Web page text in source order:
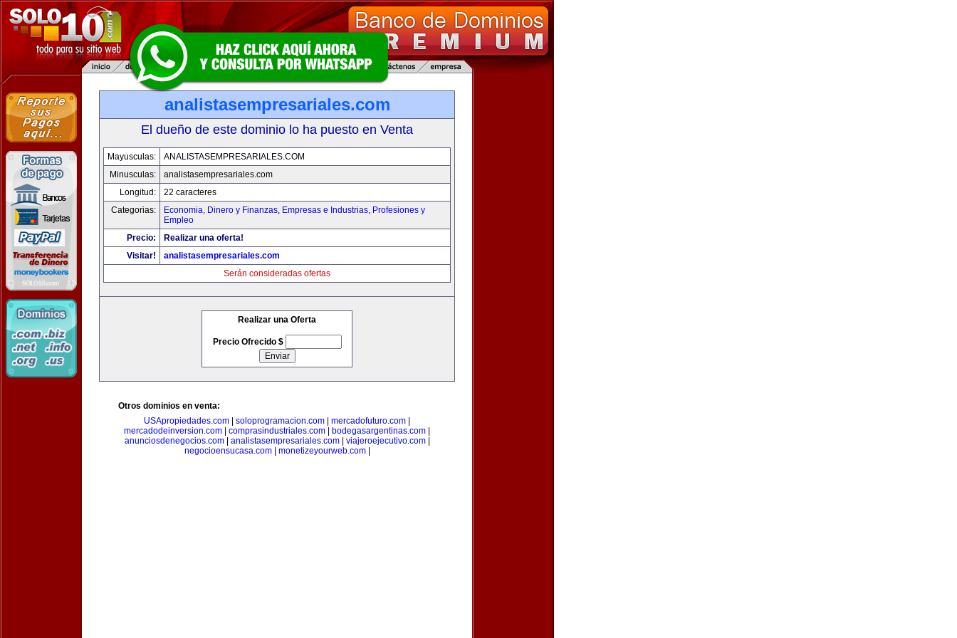
analistasempresariales.com
El dueño de este dominio lo ha puesto en Venta
Mayusculas:
ANALISTASEMPRESARIALES.COM
Minusculas:
analistasempresariales.com
Longitud:
22 caracteres
Categorias:
Economia, Dinero y Finanzas, Empresas e Industrias, Profesiones y
Empleo
Precio:
Realizar una oferta!
Visitar!
analistasempresariales.com
Serán consideradas ofertas
Realizar una Oferta
Precio Ofrecido $
Otros dominios en venta:
USApropiedades.com
soloprogramacion.com mercadofuturo.com
mercadodeinversion.com
comprasindustriales.com bodegasargentinas.com
anunciosdenegocios.com| analistasempresariales.com| viajeroejecutivo.com|
negocioensucasa.com| monetizeyourweb.com|